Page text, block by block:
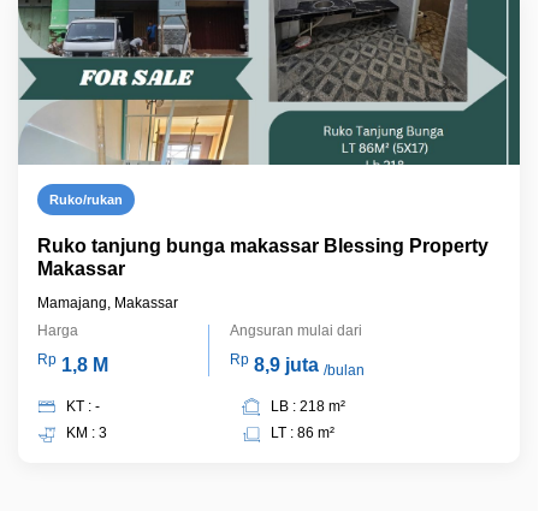
Ruko/rukan
Ruko tanjung bunga makassar Blessing Property
Makassar
Mamajang, Makassar
Harga
Rp 1,8 M
Angsuran mulai dari
Rp 8,9 juta /bulan
KT : -
KM : 3
LB : 218 m²
LT : 86 m²